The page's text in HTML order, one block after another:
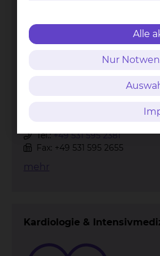
Fichtengrund 1, 38126
Tel.:+49 531 595 2381
Fax: +49 531 595 2655
mehr
Kardiologie &
Alle
Nur